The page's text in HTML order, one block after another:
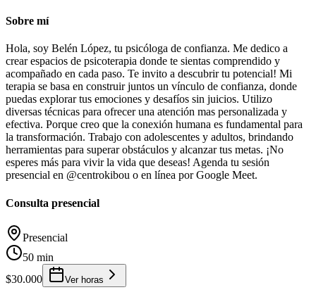
Sobre mí
Hola, soy Belén López, tu psicóloga de confianza. Me dedico a
crear espacios de psicoterapia donde te sientas comprendido y
acompañado en cada paso. Te invito a descubrir tu potencial! Mi
terapia se basa en construir juntos un vínculo de confianza, donde
puedas explorar tus emociones y desafíos sin juicios. Utilizo
diversas técnicas para ofrecer una atención mas personalizada y
efectiva. Porque creo que la conexión humana es fundamental para
la transformación. Trabajo con adolescentes y adultos, brindando
herramientas para superar obstáculos y alcanzar tus metas. ¡No
esperes más para vivir la vida que deseas! Agenda tu sesión
presencial en @centrokibou o en línea por Google Meet.
Consulta presencial
Presencial
50 min
$30.000
Ver horas